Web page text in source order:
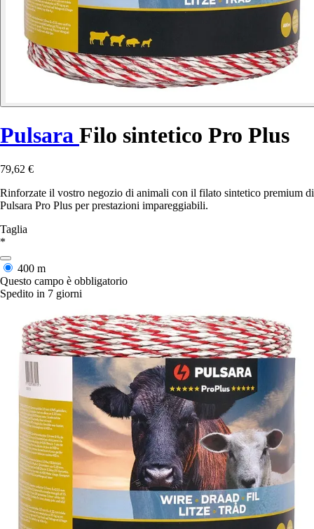
Pulsara Filo sintetico Pro Plus
79,62 €
Rinforzate il vostro negozio di animali con il filato sintetico premium di
Pulsara Pro Plus per prestazioni impareggiabili.
Taglia
*
400 m
Questo campo è obbligatorio
Spedito in 7 giorni